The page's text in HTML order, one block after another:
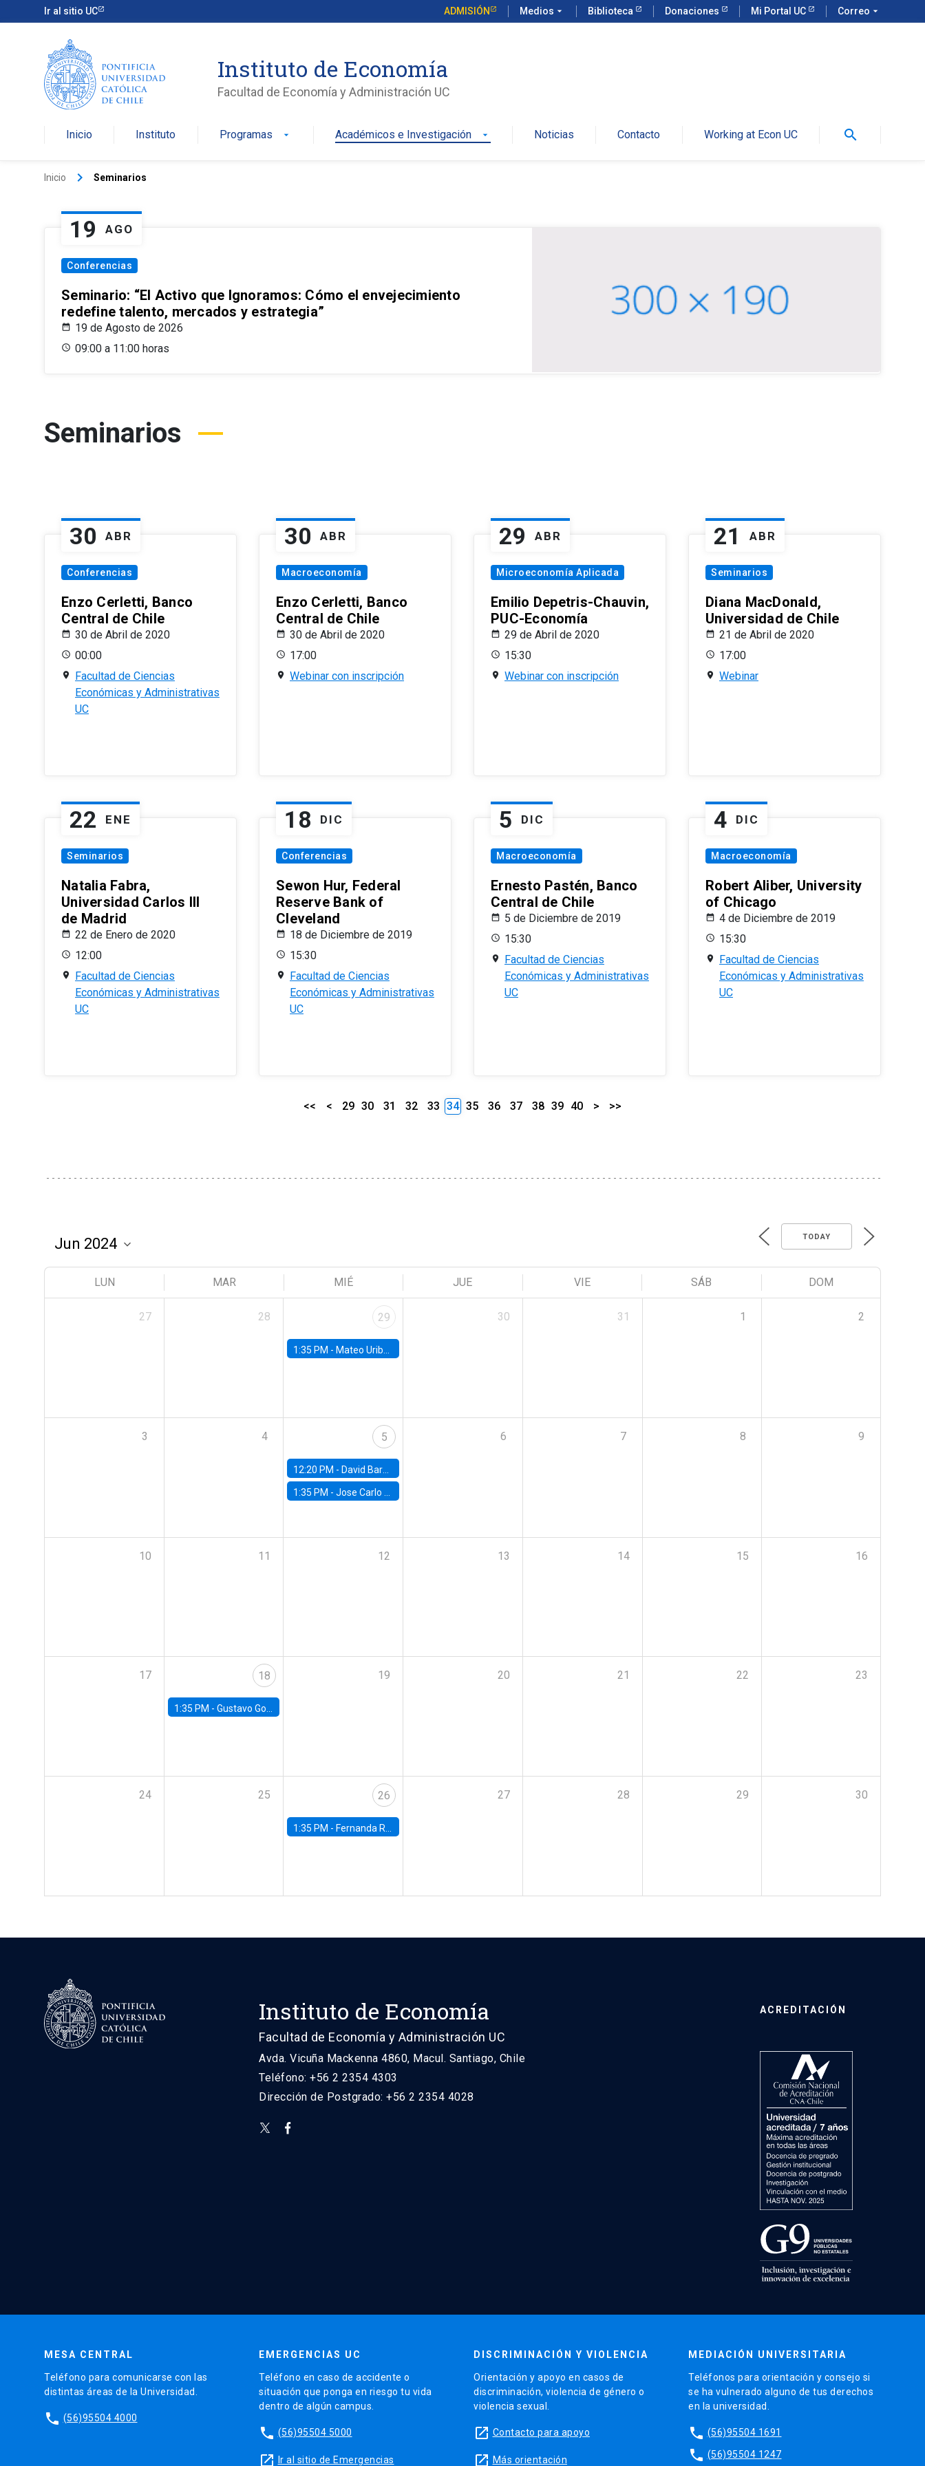
Ir al sitio UC ADMISIÓN Medios arrow_drop_down Biblioteca Donaciones Mi Portal UC Correo arrow_drop_down
Instituto de Economía
Facultad de Economía y Administración UC
Inicio Instituto Programas arrow_drop_down Académicos e Investigación arrow_drop_down Noticias Contacto Working at Econ UC search
Inicio keyboard_arrow_right Seminarios
19 AGO
Conferencias
Seminario: “El Activo que Ignoramos: Cómo el envejecimiento
redefine talento, mercados y estrategia”
19 de Agosto de 2026
09:00 a 11:00 horas
Seminarios
30 ABR
Conferencias
Enzo Cerletti, Banco
Central de Chile
30 de Abril de 2020
00:00
Facultad de Ciencias
Económicas y Administrativas
UC
30 ABR
Macroeconomía
Enzo Cerletti, Banco
Central de Chile
30 de Abril de 2020
17:00
Webinar con inscripción
29 ABR
Microeconomía Aplicada
Emilio Depetris-Chauvin,
PUC-Economía
29 de Abril de 2020
15:30
Webinar con inscripción
21 ABR
Seminarios
Diana MacDonald,
Universidad de Chile
21 de Abril de 2020
17:00
Webinar
22 ENE
Seminarios
Natalia Fabra,
Universidad Carlos III
de Madrid
22 de Enero de 2020
12:00
Facultad de Ciencias
Económicas y Administrativas
UC
18 DIC
Conferencias
Sewon Hur, Federal
Reserve Bank of
Cleveland
18 de Diciembre de 2019
15:30
Facultad de Ciencias
Económicas y Administrativas
UC
5 DIC
Macroeconomía
Ernesto Pastén, Banco
Central de Chile
5 de Diciembre de 2019
15:30
Facultad de Ciencias
Económicas y Administrativas
UC
4 DIC
Macroeconomía
Robert Aliber, University
of Chicago
4 de Diciembre de 2019
15:30
Facultad de Ciencias
Económicas y Administrativas
UC
<< < 29 30 31 32 33 34 35 36 37 38 39 40 > >>
TODAY
LUN MAR MIÉ JUE VIE SÁB DOM
27 28 29
1:35 PM - Mateo Uribe-Castro, Universidad de los Andes (Colombia)
30 31 1 2
3 4 5
12:20 PM - David Bardey, Universidad de los Andes - CEDE
1:35 PM -Jose Carlo Bermudez, UC (ME) & World Bank
6 7 8 9
10 11 12 13 14 15 16
17 18
1:35 PM - Gustavo González, Banco Central de Chile
19 20 21 22 23
24 25 26
1:35 PM - Fernanda Rojas Ampuero, University of Wisconsin-Madison
27 28 29 30
Instituto de Economía
Facultad de Economía y Administración UC
Avda. Vicuña Mackenna 4860, Macul. Santiago, Chile
Teléfono: +56 2 2354 4303
Dirección de Postgrado: +56 2 2354 4028
ACREDITACIÓN
MESA CENTRAL
Teléfono para comunicarse con las
distintas áreas de la Universidad.
phone (56)95504 4000
EMERGENCIAS UC
Teléfono en caso de accidente o
situación que ponga en riesgo tu vida
dentro de algún campus.
phone (56)95504 5000
launch Ir al sitio de Emergencias
DISCRIMINACIÓN Y VIOLENCIA
Orientación y apoyo en casos de
discriminación, violencia de género o
violencia sexual.
launch Contacto para apoyo
launch Más orientación
MEDIACIÓN UNIVERSITARIA
Teléfonos para orientación y consejo si
se ha vulnerado alguno de tus derechos
en la universidad.
phone (56)95504 1691
phone (56)95504 1247